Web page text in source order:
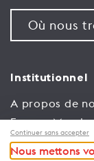
Où nous
Institutionnel
A propos de
Espace
Emploi
Continuer sans accepter
Nous mettons